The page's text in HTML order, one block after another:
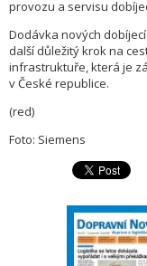
provozu a servisu
Dodávka nových
další důležitý krok na
infrastruktuře, která je
v České republice.
(red)
Foto: Siemens